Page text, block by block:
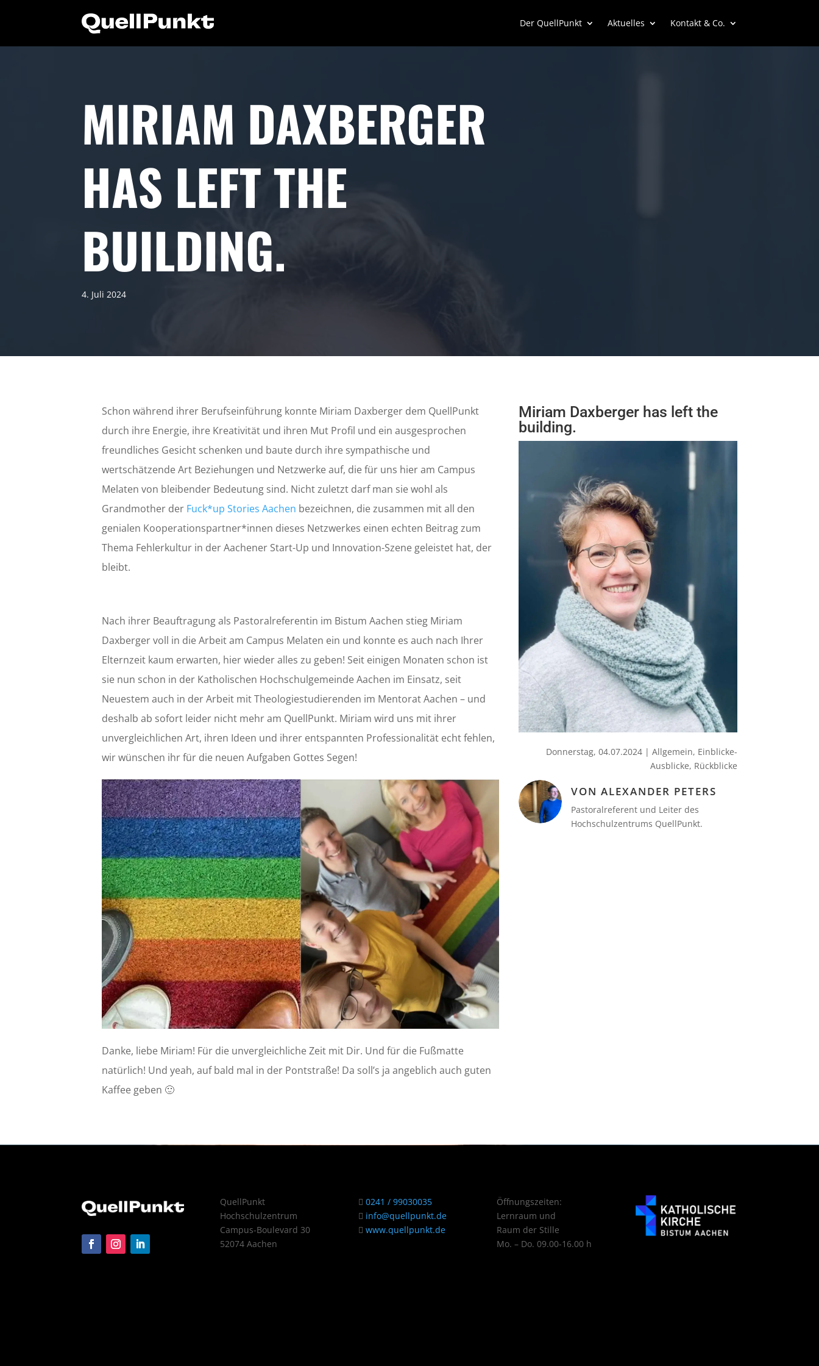
Der QuellPunkt Aktuelles Kontakt & Co.
MIRIAM DAXBERGER
HAS LEFT THE
BUILDING.
4. Juli 2024
Schon während ihrer Berufseinführung konnte Miriam Daxberger dem QuellPunkt
durch ihre Energie, ihre Kreativität und ihren Mut Profil und ein ausgesprochen
freundliches Gesicht schenken und baute durch ihre sympathische und
wertschätzende Art Beziehungen und Netzwerke auf, die für uns hier am Campus
Melaten von bleibender Bedeutung sind. Nicht zuletzt darf man sie wohl als
Grandmother der Fuck*up Stories Aachen bezeichnen, die zusammen mit all den
genialen Kooperationspartner*innen dieses Netzwerkes einen echten Beitrag zum
Thema Fehlerkultur in der Aachener Start-Up und Innovation-Szene geleistet hat, der
bleibt.
Nach ihrer Beauftragung als Pastoralreferentin im Bistum Aachen stieg Miriam
Daxberger voll in die Arbeit am Campus Melaten ein und konnte es auch nach Ihrer
Elternzeit kaum erwarten, hier wieder alles zu geben! Seit einigen Monaten schon ist
sie nun schon in der Katholischen Hochschulgemeinde Aachen im Einsatz, seit
Neuestem auch in der Arbeit mit Theologiestudierenden im Mentorat Aachen – und
deshalb ab sofort leider nicht mehr am QuellPunkt. Miriam wird uns mit ihrer
unvergleichlichen Art, ihren Ideen und ihrer entspannten Professionalität echt fehlen,
wir wünschen ihr für die neuen Aufgaben Gottes Segen!
Danke, liebe Miriam! Für die unvergleichliche Zeit mit Dir. Und für die Fußmatte
natürlich! Und yeah, auf bald mal in der Pontstraße! Da soll’s ja angeblich auch guten
Kaffee geben 🙂
Miriam Daxberger has left the
building.
Donnerstag, 04.07.2024| Allgemein, Einblicke-
Ausblicke, Rückblicke
VON ALEXANDER PETERS
Pastoralreferent und Leiter des
Hochschulzentrums QuellPunkt.
QuellPunkt
Hochschulzentrum
Campus-Boulevard 30
52074 Aachen
0241 / 99030035
info@quellpunkt.de
www.quellpunkt.de
Öffnungszeiten:
Lernraum und
Raum der Stille
Mo. – Do. 09.00-16.00 h